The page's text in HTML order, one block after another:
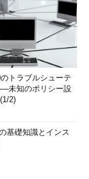
トラブルシューテ
未知のポリシー設
2)
基礎知識とインス